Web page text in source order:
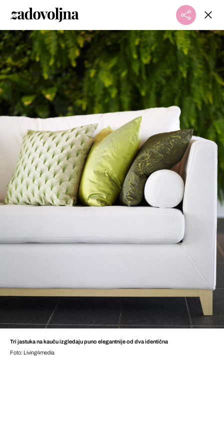
Tri jastuka na kauču izgledaju puno elegantnije od dva identična
Foto: Living4media